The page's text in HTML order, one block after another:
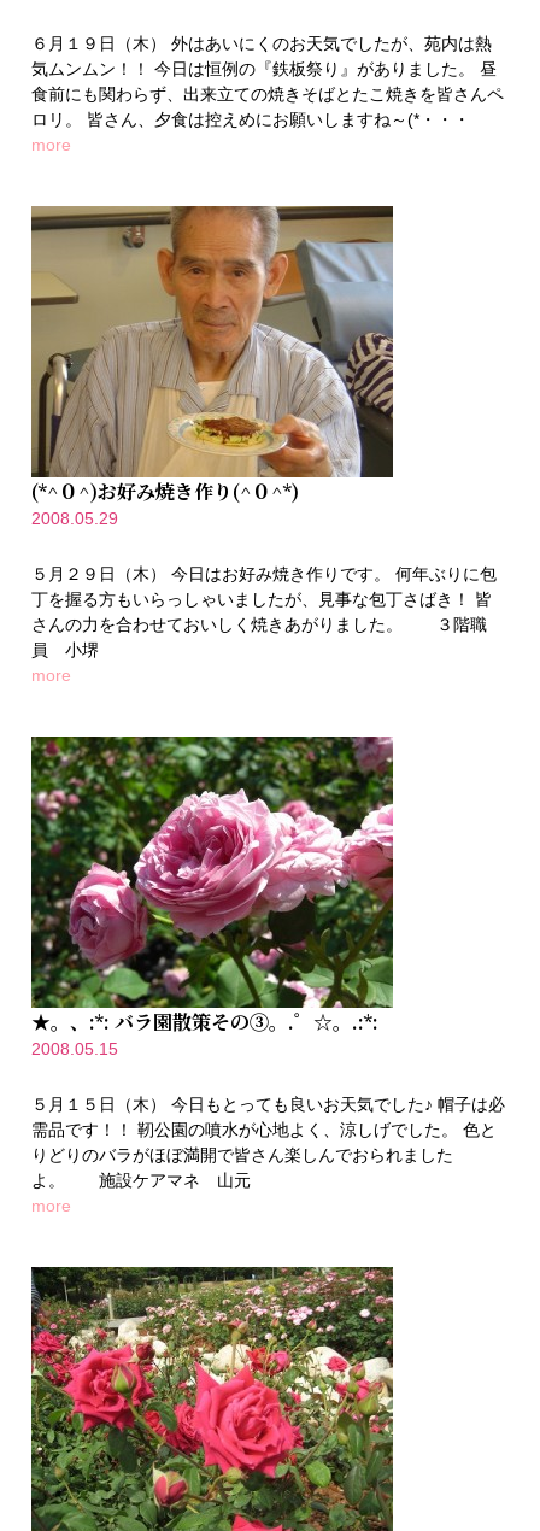
６月１９日（木） 外はあいにくのお天気でしたが、苑内は熱
気ムンムン！！ 今日は恒例の『鉄板祭り』がありました。 昼
食前にも関わらず、出来立ての焼きそばとたこ焼きを皆さんペ
ロリ。 皆さん、夕食は控えめにお願いしますね～(*・・・
more
(*^０^)お好み焼き作り(^０^*)
2008.05.29
５月２９日（木） 今日はお好み焼き作りです。 何年ぶりに包
丁を握る方もいらっしゃいましたが、見事な包丁さばき！ 皆
さんの力を合わせておいしく焼きあがりました。 ３階職
員 小堺
more
★。、:*: バラ園散策その③。.゜☆。.:*:
2008.05.15
５月１５日（木） 今日もとっても良いお天気でした♪ 帽子は必
需品です！！ 靭公園の噴水が心地よく、涼しげでした。 色と
りどりのバラがほぼ満開で皆さん楽しんでおられました
よ。 施設ケアマネ 山元
more